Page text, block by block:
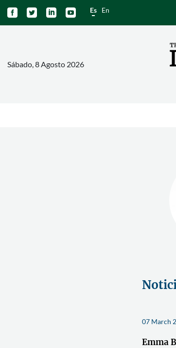
    Es En
Sábado, 8 Agosto 2026
07 March
Emma